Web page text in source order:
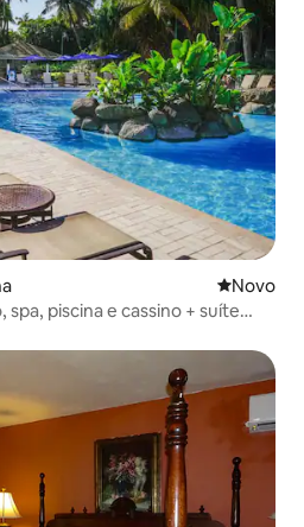
Novo
Novo
piscina e cassino + suíte